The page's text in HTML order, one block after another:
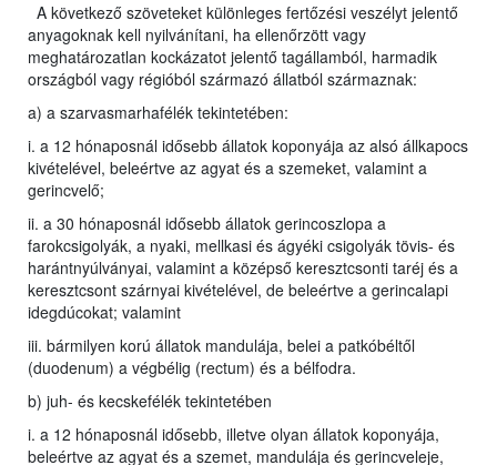
A következő szöveteket különleges fertőzési veszélyt jelentő
anyagoknak kell nyilvánítani, ha ellenőrzött vagy
meghatározatlan kockázatot jelentő tagállamból, harmadik
országból vagy régióból származó állatból származnak:
a) a szarvasmarhafélék tekintetében:
i. a 12 hónaposnál idősebb állatok koponyája az alsó állkapocs
kivételével, beleértve az agyat és a szemeket, valamint a
gerincvelő;
ii. a 30 hónaposnál idősebb állatok gerincoszlopa a
farokcsigolyák, a nyaki, mellkasi és ágyéki csigolyák tövis- és
harántnyúlványai, valamint a középső keresztcsonti taréj és a
keresztcsont szárnyai kivételével, de beleértve a gerincalapi
idegdúcokat; valamint
iii. bármilyen korú állatok mandulája, belei a patkóbéltől
(duodenum) a végbélig (rectum) és a bélfodra.
b) juh- és kecskefélék tekintetében
i. a 12 hónaposnál idősebb, illetve olyan állatok koponyája,
beleértve az agyat és a szemet, mandulája és gerincveleje,